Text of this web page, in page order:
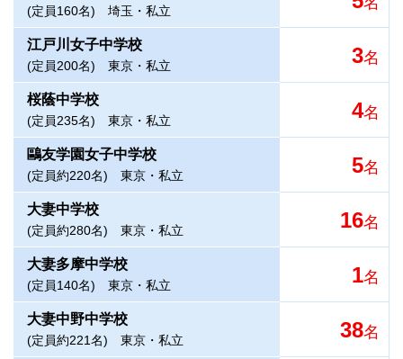
(定員160名) 埼玉・私立
江戸川女子中学校
(定員200名) 東京・私立 3名
桜蔭中学校
(定員235名) 東京・私立 4名
鷗友学園女子中学校
(定員約220名) 東京・私立 5名
大妻中学校
(定員約280名) 東京・私立 16名
大妻多摩中学校
(定員140名) 東京・私立 1名
大妻中野中学校
(定員約221名) 東京・私立 38名